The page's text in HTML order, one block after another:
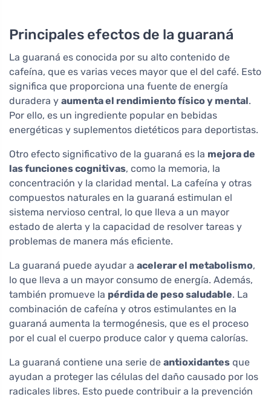
Principales efectos de la guaraná
La guaraná es conocida por su alto contenido de
cafeína, que es varias veces mayor que el del café. Esto
significa que proporciona una fuente de energía
duradera y aumenta el rendimiento físico y mental.
Por ello, es un ingrediente popular en bebidas
energéticas y suplementos dietéticos para deportistas.
Otro efecto significativo de la guaraná es la mejora de
las funciones cognitivas, como la memoria, la
concentración y la claridad mental. La cafeína y otras
compuestos naturales en la guaraná estimulan el
sistema nervioso central, lo que lleva a un mayor
estado de alerta y la capacidad de resolver tareas y
problemas de manera más eficiente.
La guaraná puede ayudar a acelerar el metabolismo,
lo que lleva a un mayor consumo de energía. Además,
también promueve la pérdida de peso saludable. La
combinación de cafeína y otros estimulantes en la
guaraná aumenta la termogénesis, que es el proceso
por el cual el cuerpo produce calor y quema calorías.
La guaraná contiene una serie de antioxidantes que
ayudan a proteger las células del daño causado por los
radicales libres. Esto puede contribuir a la prevención